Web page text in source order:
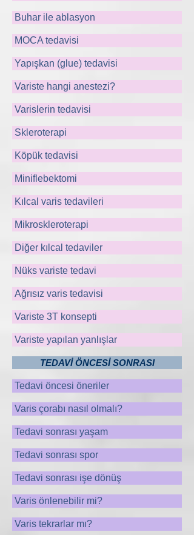
Buhar ile ablasyon
MOCA tedavisi
Yapışkan (glue) tedavisi
Variste hangi anestezi?
Varislerin tedavisi
Skleroterapi
Köpük tedavisi
Miniflebektomi
Kılcal varis tedavileri
Mikroskleroterapi
Diğer kılcal tedaviler
Nüks variste tedavi
Ağrısız varis tedavisi
Variste 3T konsepti
Variste yapılan yanlışlar
TEDAVİ ÖNCESİ SONRASI
Tedavi öncesi öneriler
Varis çorabı nasıl olmalı?
Tedavi sonrası yaşam
Tedavi sonrası spor
Tedavi sonrası işe dönüş
Varis önlenebilir mi?
Varis tekrarlar mı?